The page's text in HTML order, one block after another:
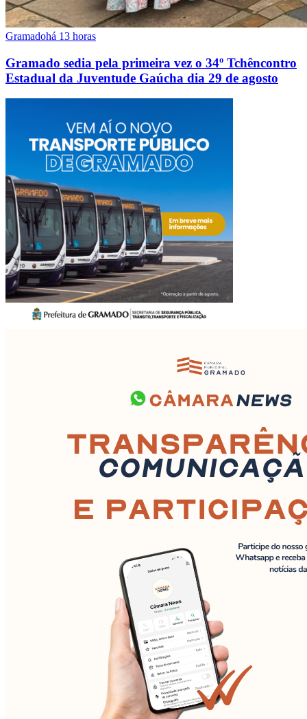
Gramadohá 13 horas
Gramado sedia pela primeira vez o 34º Tchêncontro
Estadual da Juventude Gaúcha dia 29 de agosto